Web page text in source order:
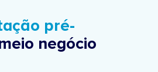
pré-
negócio